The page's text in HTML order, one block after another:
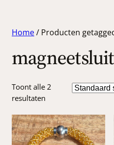
Home/ Producten
Toont alle 2
resultaten